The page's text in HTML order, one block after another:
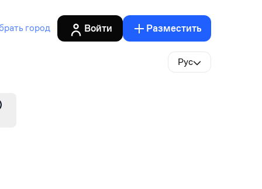
город Войти Разместить
Рус